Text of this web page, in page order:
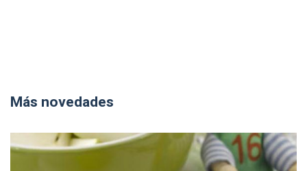
Más novedades